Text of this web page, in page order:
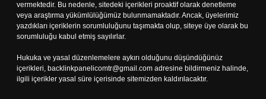
vermektedir. Bu nedenle, sitedeki içerikleri proaktif olarak denetleme
veya araştırma yükümlülüğümüz bulunmamaktadır. Ancak, üyelerimiz
yazdıkları içeriklerin sorumluluğunu taşımakta olup, siteye üye olarak bu
sorumluluğu kabul etmiş sayılırlar.
Hukuka ve yasal düzenlemelere aykırı olduğunu düşündüğünüz
içerikleri, backlinkpanelicomtr@gmail.com adresine bildirmeniz halinde,
ilgili içerikler yasal süre içerisinde sitemizden kaldırılacaktır.